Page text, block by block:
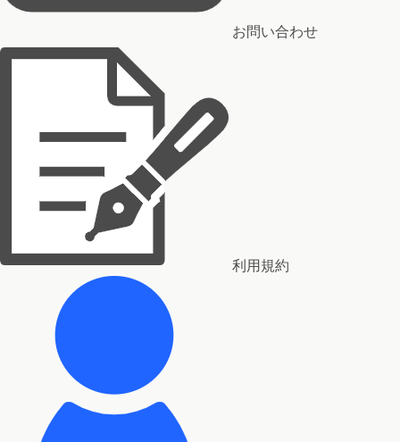
お問い合わせ
利用規約